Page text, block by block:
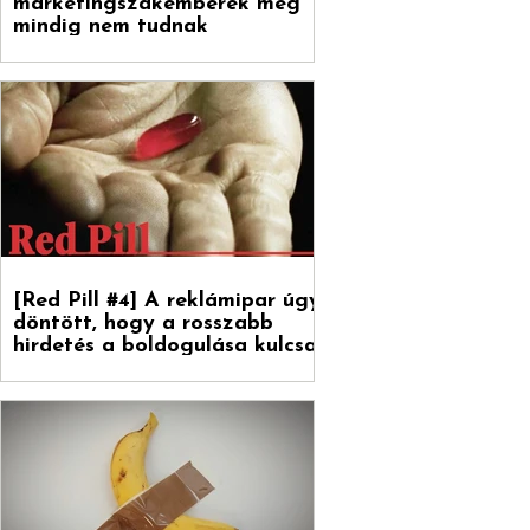
mindig nem tudnak
[Red Pill #4] A reklámipar úgy
döntött, hogy a rosszabb
hirdetés a boldogulása kulcsa